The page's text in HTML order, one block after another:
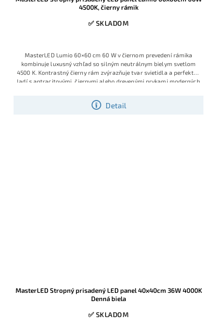
4500K, čierny rámik
✅ SKLADOM
Detail
MasterLED Lumio 60×60 cm 60 W v čiernom prevedení rámika
kombinuje luxusný vzhľad so silným neutrálnym bielym svetlom
4500 K. Kontrastný čierny rám zvýrazňuje tvar svietidla a perfektne
ladí s antracitovými, čiernymi alebo drevenými prvkami moderných
MasterLED Stropný prisadený LED panel 40x40cm 36W 4000K
Denná biela
✅ SKLADOM